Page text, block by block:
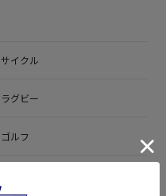
サイクル
ラグビー
ゴルフ